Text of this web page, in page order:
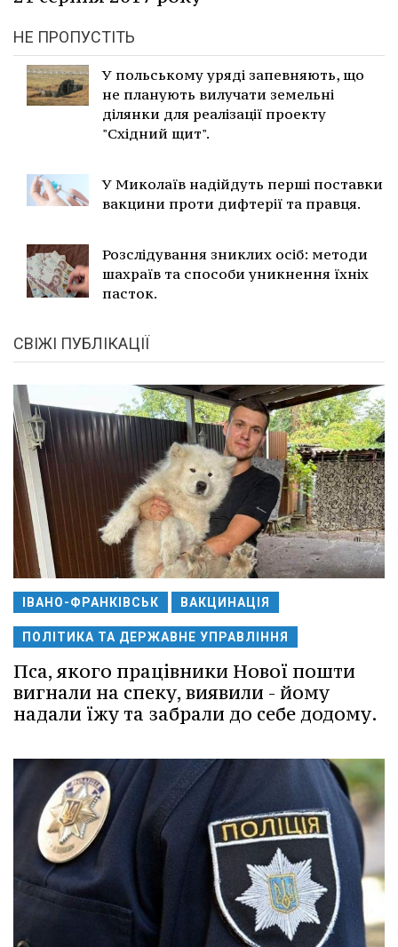
НЕ ПРОПУСТІТЬ
У польському уряді запевняють, що
не планують вилучати земельні
ділянки для реалізації проекту
"Східний щит".
У Миколаїв надійдуть перші поставки
вакцини проти дифтерії та правця.
Розслідування зниклих осіб: методи
шахраїв та способи уникнення їхніх
пасток.
СВІЖІ ПУБЛІКАЦІЇ
ІВАНО-ФРАНКІВСЬК ВАКЦИНАЦІЯ
ПОЛІТИКА ТА ДЕРЖАВНЕ УПРАВЛІННЯ
Пса, якого працівники Нової пошти
вигнали на спеку, виявили - йому
надали їжу та забрали до себе додому.